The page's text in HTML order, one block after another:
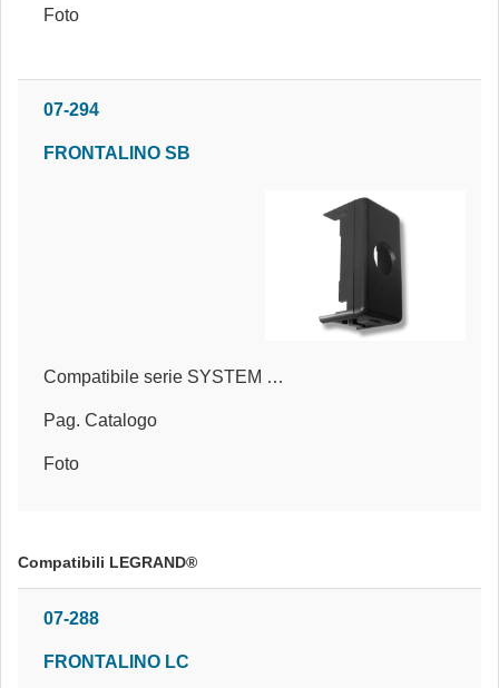
Foto
07-294
FRONTALINO SB
Compatibile serie SYSTEM BLACK®
Pag. Catalogo
Foto
Compatibili LEGRAND®
07-288
FRONTALINO LC